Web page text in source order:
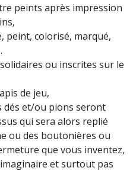
peints après impression
peint, colorisé, marqué,
ou inscrites sur le
de jeu,
et/ou pions seront
qui sera alors replié
ou des boutonières ou
que vous inventez,
et surtout pas